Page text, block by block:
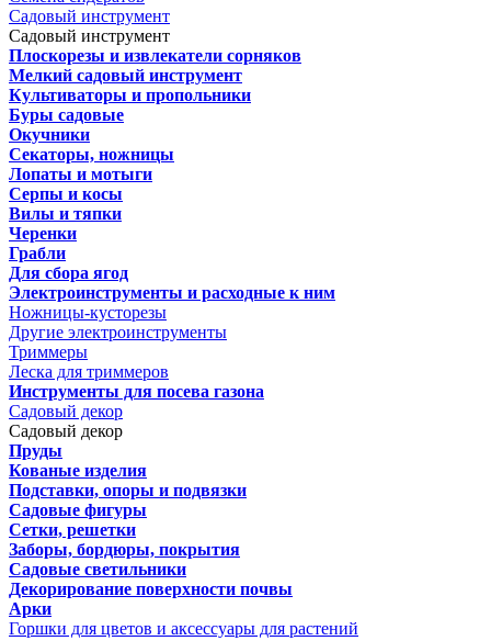
Садовый инструмент
Садовый инструмент
Плоскорезы и извлекатели сорняков
Мелкий садовый инструмент
Культиваторы и пропольники
Буры садовые
Окучники
Секаторы, ножницы
Лопаты и мотыги
Серпы и косы
Вилы и тяпки
Черенки
Грабли
Для сбора ягод
Электроинструменты и расходные к ним
Ножницы-кусторезы
Другие электроинструменты
Триммеры
Леска для триммеров
Инструменты для посева газона
Садовый декор
Садовый декор
Пруды
Кованые изделия
Подставки, опоры и подвязки
Садовые фигуры
Сетки, решетки
Заборы, бордюры, покрытия
Садовые светильники
Декорирование поверхности почвы
Арки
Горшки для цветов и аксессуары для растений